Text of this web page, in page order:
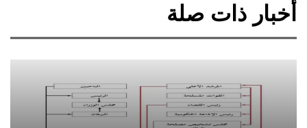
أخبار ذات صلة